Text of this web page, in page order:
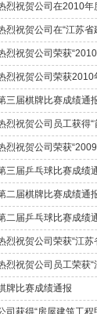
烈祝贺公司在2010年
烈祝贺公司在“江苏省
烈祝贺公司荣获
烈祝贺公司荣获2010
三届棋牌比赛成绩通
烈祝贺公司员工获得
烈祝贺公司荣获
三届乒乓球比赛成绩
二届棋牌比赛成绩通
二届乒乓球比赛成绩
烈祝贺公司荣获“江
烈祝贺公司员工荣获
牌比赛成绩通报
司获得“房屋建筑工程